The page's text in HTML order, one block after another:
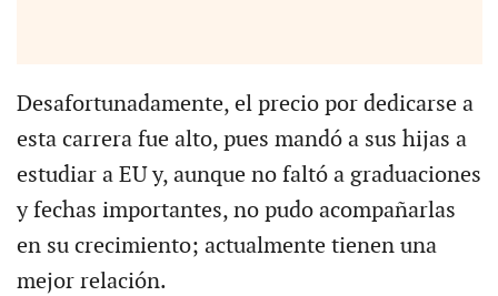
Desafortunadamente, el precio por dedicarse a
esta carrera fue alto, pues mandó a sus hijas a
estudiar a EU y, aunque no faltó a graduaciones
y fechas importantes, no pudo acompañarlas
en su crecimiento; actualmente tienen una
mejor relación.